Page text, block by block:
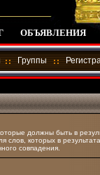
ОБЪЯВЛЕНИЯ
Группы
должны быть в
слов, которых в
совпадения.